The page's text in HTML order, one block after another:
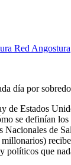
Red Angostura
día por
de Estados
se definían
Nacionales de
políticos que